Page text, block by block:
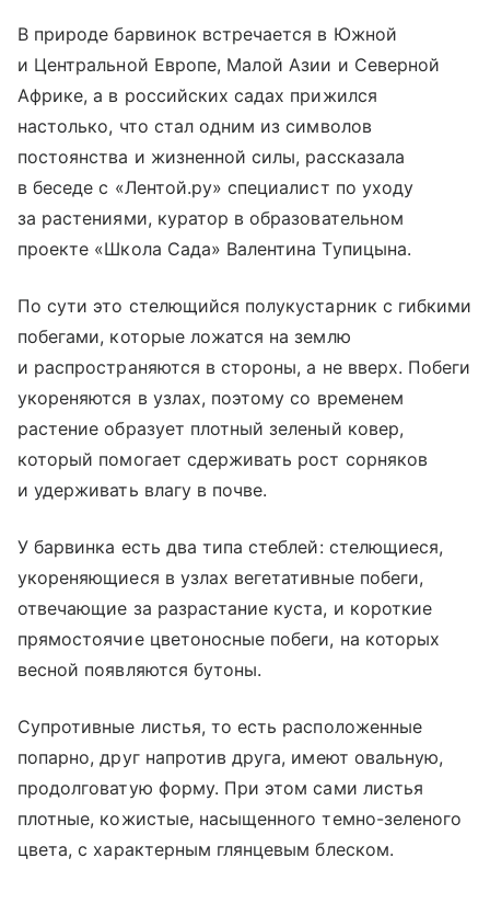
В природе барвинок встречается в Южной
и Центральной Европе, Малой Азии и Северной
Африке, а в российских садах прижился
настолько, что стал одним из символов
постоянства и жизненной силы, рассказала
в беседе с «Лентой.ру» специалист по уходу
за растениями, куратор в образовательном
проекте «Школа Сада» Валентина Тупицына.
По сути это стелющийся полукустарник с гибкими
побегами, которые ложатся на землю
и распространяются в стороны, а не вверх. Побеги
укореняются в узлах, поэтому со временем
растение образует плотный зеленый ковер,
который помогает сдерживать рост сорняков
и удерживать влагу в почве.
У барвинка есть два типа стеблей: стелющиеся,
укореняющиеся в узлах вегетативные побеги,
отвечающие за разрастание куста, и короткие
прямостоячие цветоносные побеги, на которых
весной появляются бутоны.
Супротивные листья, то есть расположенные
попарно, друг напротив друга, имеют овальную,
продолговатую форму. При этом сами листья
плотные, кожистые, насыщенного темно-зеленого
цвета, с характерным глянцевым блеском.